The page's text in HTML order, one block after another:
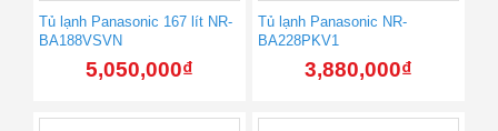
Tủ lạnh Panasonic 167 lít NR-
BA188VSVN
5,050,000₫
Tủ lạnh Panasonic NR-
BA228PKV1
3,880,000₫